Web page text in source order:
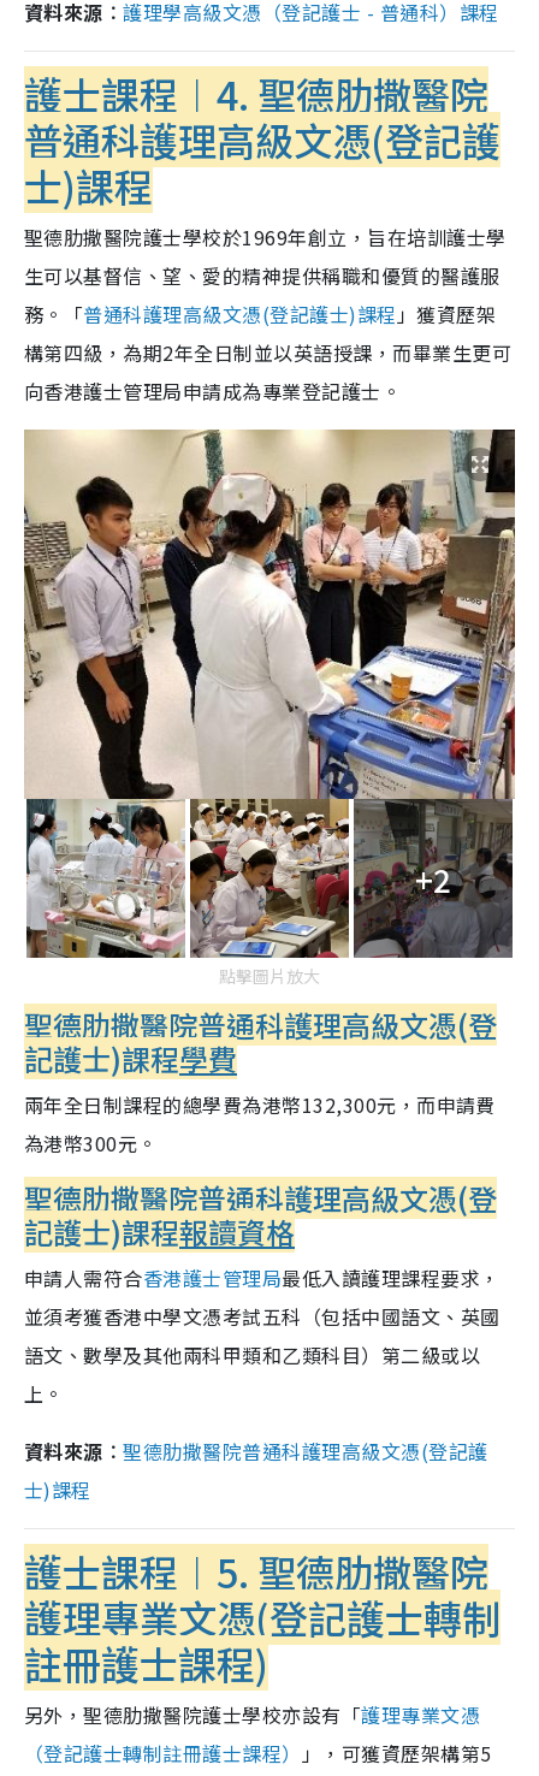
資料來源︰護理學高級文憑（登記護士 - 普通科）課程
護士課程︱4. 聖德肋撒醫院
普通科護理高級文憑(登記護
士)課程
聖德肋撒醫院護士學校於1969年創立，旨在培訓護士學
生可以基督信、望、愛的精神提供稱職和優質的醫護服
務。「普通科護理高級文憑(登記護士)課程」獲資歷架
構第四級， 為期2年全日制並以英語授課，而畢業生更可
向香港護士管理局申請成為專業登記護士。
+2
點擊圖片放大
聖德肋撒醫院普通科護理高級文憑(登
記護士)課程學費
兩年全日制課程的總學費為港幣132,300元，而申請費
為港幣300元。
聖德肋撒醫院普通科護理高級文憑(登
記護士)課程報讀資格
申請人需符合香港護士管理局最低入讀護理課程要求，
並須考獲香港中學文憑考試五科（包括中國語文、英國
語文、數學及其他兩科甲類和乙類科目）第二級或以
上。
資料來源︰聖德肋撒醫院普通科護理高級文憑(登記護
士)課程
護士課程︱5. 聖德肋撒醫院
護理專業文憑(登記護士轉制
註冊護士課程)
另外，聖德肋撒醫院護士學校亦設有「護理專業文憑
（登記護士轉制註冊護士課程） 」，可獲資歷架構第5